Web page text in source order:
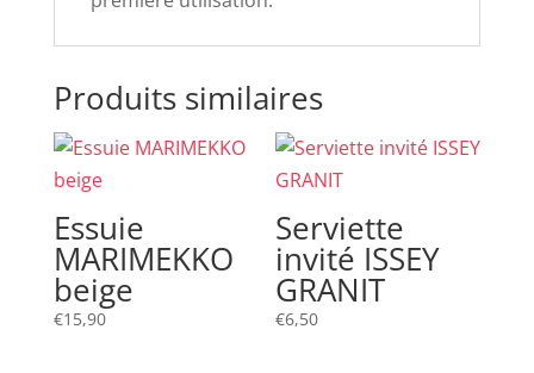
Produits similaires
Essuie
MARIMEKKO
beige
€15,90
Serviette
invité ISSEY
GRANIT
€6,50